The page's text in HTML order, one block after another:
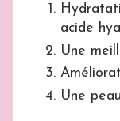
acide
Une
Une